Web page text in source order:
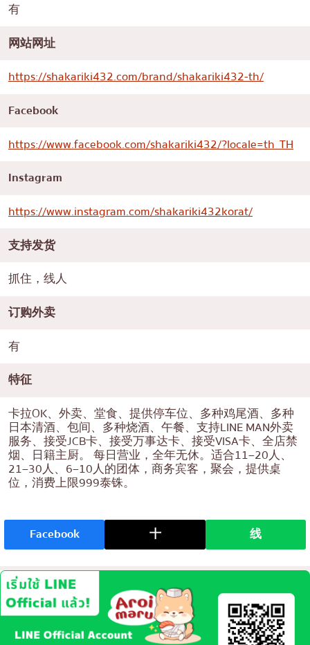
有
网站网址
https://shakariki432.com/brand/shakariki432-th/
Facebook
https://www.facebook.com/shakariki432/?locale=th_TH
Instagram
https://www.instagram.com/shakariki432korat/
支持发货
抓住，线人
订购外卖
有
特征
卡拉OK、外卖、堂食、提供停车位、多种鸡尾酒、多种
日本清酒、包间、多种烧酒、午餐、支持LINE MAN外卖
服务、接受JCB卡、接受万事达卡、接受VISA卡、全店禁
烟、日籍主厨。 每日营业，全年无休。适合11–20人、
21–30人、6–10人的团体，商务宾客，聚会，提供桌
位，消费上限999泰铢。
Facebook 十 线